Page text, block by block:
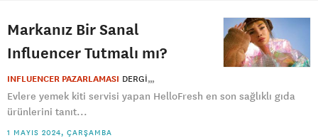
Markanız Bir Sanal
Influencer Tutmalı mı?
INFLUENCER PAZARLAMASI DERGI
Evlere yemek kiti servisi yapan HelloFresh en son sağlıklı gıda
ürünlerini tanıt...
1 MAYIS 2024, ÇARŞAMBA